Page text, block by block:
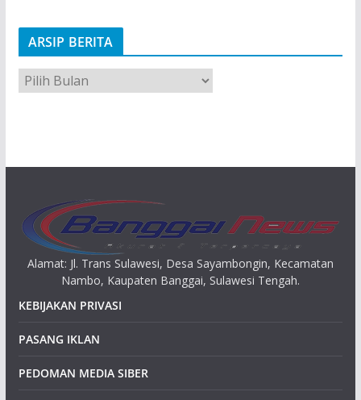
ARSIP BERITA
A
r
Alamat: Jl. Trans Sulawesi, Desa Sayambongin, Kecamatan
Nambo, Kaupaten Banggai, Sulawesi Tengah.
KEBIJAKAN PRIVASI
PASANG IKLAN
PEDOMAN MEDIA SIBER